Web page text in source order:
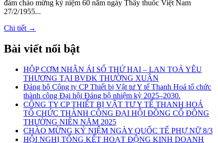
đàm chào mừng kỷ niệm 60 năm ngày Thầy thuốc Việt Nam
27/2/1955...
Chi tiết →
Bài viết nổi bật
HỘP CƠM NHÂN ÁI SỐ THỨ HAI – LAN TOẢ YÊU
THƯƠNG TẠI BVĐK THƯỜNG XUÂN
Đảng bộ Công ty CP Thiết bị Vật tư Y tế Thanh Hoá tổ chức
thành công Đại hội Đảng bộ nhiệm kỳ 2025–2030.
CÔNG TY CP THIẾT BỊ VẬT TƯ Y TẾ THANH HOÁ
TỔ CHỨC THÀNH CÔNG ĐẠI HỘI ĐỒNG CỔ ĐÔNG
THƯỜNG NIÊN NĂM 2025
CHÀO MỪNG KỶ NIỆM NGÀY QUỐC TẾ PHỰ NỮ 8/3
HỘI NGHỊ TỔNG KẾT HOẠT ĐỘNG KINH DOANH